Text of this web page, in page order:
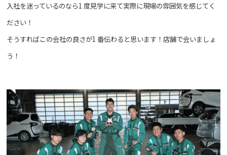
入社を迷っているのなら1 度見学に来て実際に現場の雰囲気を感じてく
ださい！
そうすればこの会社の良さが1 番伝わると思います！店舗で会いましょ
う！